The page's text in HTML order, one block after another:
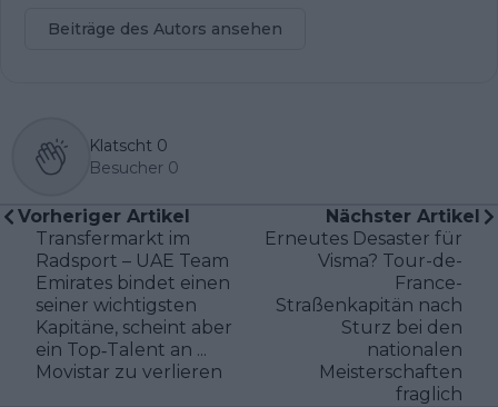
Beiträge des Autors ansehen
Klatscht 0
Besucher 0
Vorheriger Artikel
Transfermarkt im
Radsport – UAE Team
Emirates bindet einen
seiner wichtigsten
Kapitäne, scheint aber
ein Top‐Talent an ...
Movistar zu verlieren
Nächster Artikel
Erneutes Desaster für
Visma? Tour-de-
France-
Straßenkapitän nach
Sturz bei den
nationalen
Meisterschaften
fraglich